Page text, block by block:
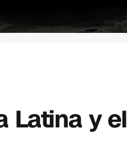
Latina y el